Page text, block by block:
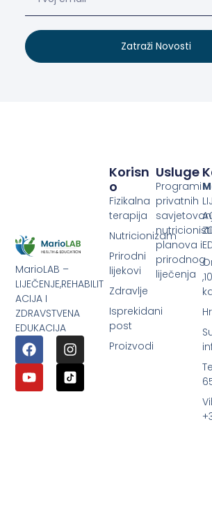
Zatraži Novosti
MarioLAB –
LIJEČENJE,REHABILIT
ACIJA I
ZDRAVSTVENA
EDUKACIJA
Usluge
Programi
privatnih
planova i
prirodnog
liječenja
Korisn
O
Fizikalna
terapija
Nutricionizam
Prirodni
lijekovi
Zdravlje
Isprekidani
post
Proizvodi